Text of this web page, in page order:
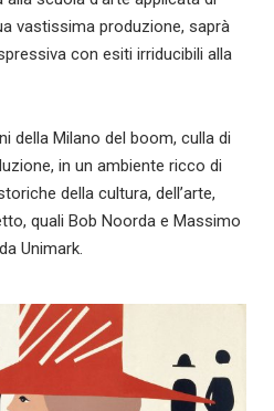
vastissima produzione, saprà
con esiti irriducibili alla
della Milano del boom, culla di
in un ambiente ricco di
della cultura, dell’arte,
quali Bob Noorda e Massimo
Unimark.